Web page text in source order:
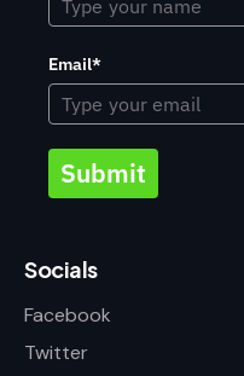
Email*
Submit
Socials
Facebook
Twitter